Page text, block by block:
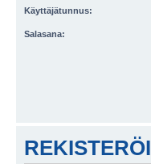
Käyttäjätunnus:
Salasana: